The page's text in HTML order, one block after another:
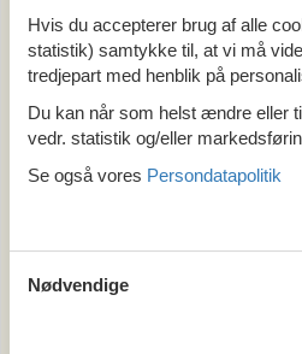
Område
Alle
Østrig
Tyrol
Wald
Tema
Hvis du accepterer brug af alle
statistik) samtykke til, at vi må
tredjepart med henblik på
Du kan når som helst ændre eller
vedr. statistik og/eller
Se også vores Persondatapolitik
Nødvendige